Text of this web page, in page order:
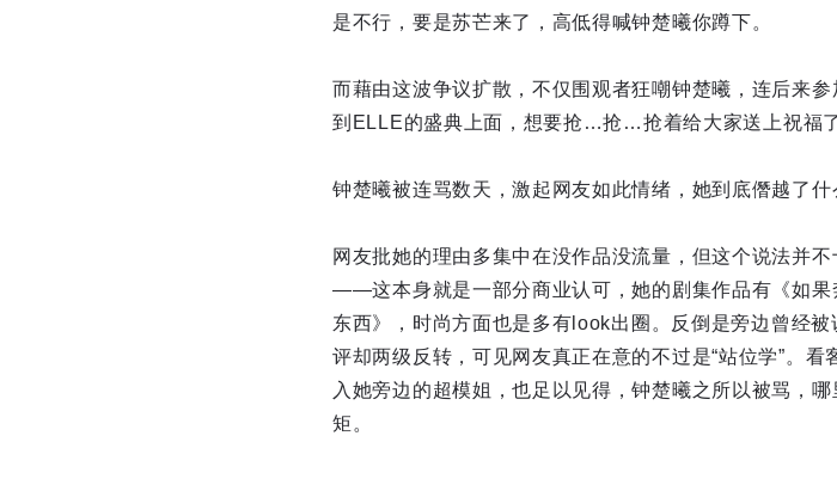
是不行，要是苏芒来了，高低得喊钟楚曦你蹲下。
而藉由这波争议扩散，不仅围观者狂嘲钟楚曦，连后来
到ELLE的盛典上面，想要抢…抢…抢着给大家送上祝福
钟楚曦被连骂数天，激起网友如此情绪，她到底僭越了什
网友批她的理由多集中在没作品没流量，但这个说法并
——这本身就是一部分商业认可，她的剧集作品有《如果
东西》，时尚方面也是多有look出圈。反倒是旁边曾经
评却两级反转，可见网友真正在意的不过是“站位学”。
入她旁边的超模姐，也足以见得，钟楚曦之所以被骂，
矩。